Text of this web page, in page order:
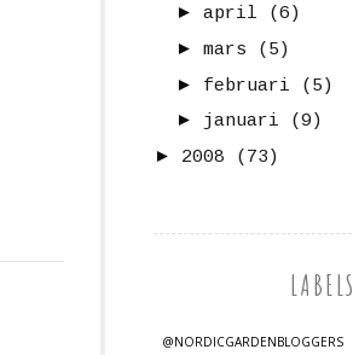
► april
(6)
► mars
(5)
► februari
(5)
► januari
(9)
► 2008 (73)
LABELS
@NORDICGARDENBLOGGERS